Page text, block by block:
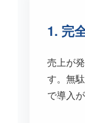
1. 完
売上が
す。無
で導入